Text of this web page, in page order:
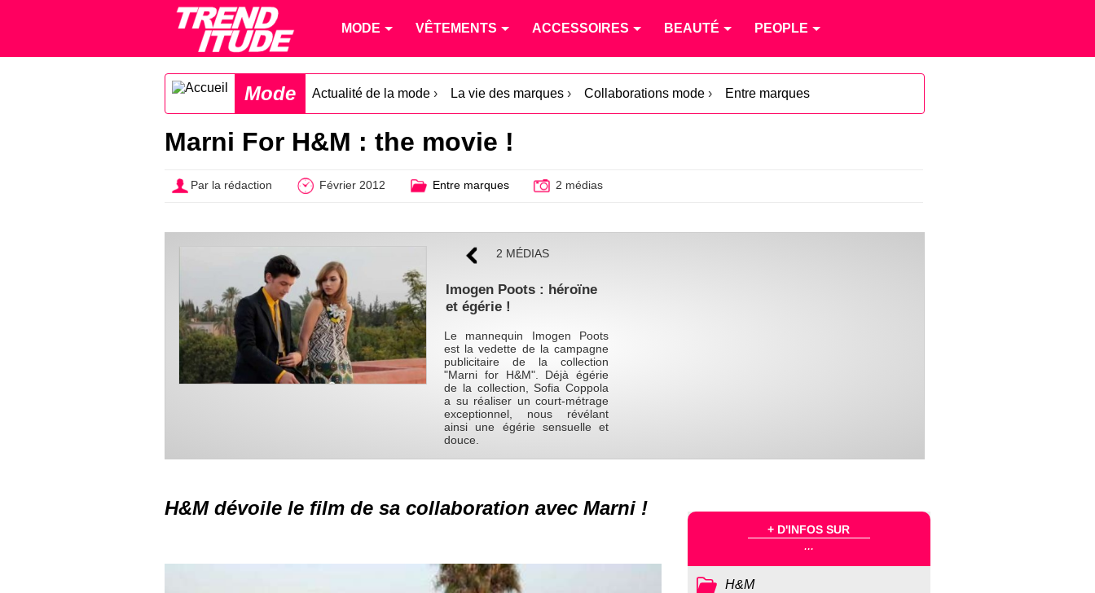
MODE VÊTEMENTS ACCESSOIRES BEAUTÉ PEOPLE
Mode Actualité de la mode › La vie des marques › Collaborations mode › Entre marques
Marni For H&M : the movie !
Par la rédaction Février 2012 Entre marques 2 médias
2 MÉDIAS
Imogen Poots : héroïne
et égérie !
Le mannequin Imogen Poots
est la vedette de la campagne
publicitaire de la collection
"Marni for H&M". Déjà égérie
de la collection, Sofia Coppola
a su réaliser un court-métrage
exceptionnel, nous révélant
ainsi une égérie sensuelle et
douce.
H&M dévoile le film de sa collaboration avec Marni !
+ D'INFOS SUR
...
H&M